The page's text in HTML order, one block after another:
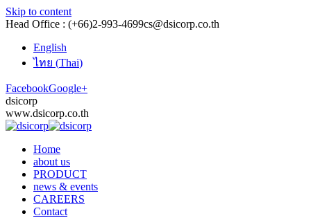
Skip to content
Head Office : (+66)2-993-4699cs@dsicorp.co.th
English
ไทย (Thai)
FacebookGoogle+
dsicorp
www.dsicorp.co.th
Home
about us
PRODUCT
news & events
CAREERS
Contact